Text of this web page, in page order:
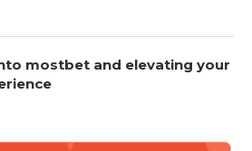
mostbet and elevating your